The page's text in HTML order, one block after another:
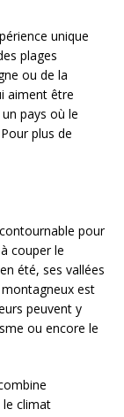
unique
plages
ou de la
aiment être
pays où le
plus de
pour
couper le
été, ses vallées
est
peuvent y
ou encore le
climat